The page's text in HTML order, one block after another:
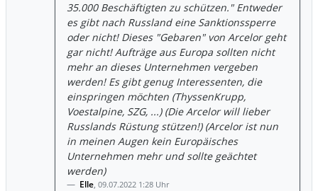
35.000 Beschäftigten zu schützen." Entweder
es gibt nach Russland eine Sanktionssperre
oder nicht! Dieses "Gebaren" von Arcelor geht
gar nicht! Aufträge aus Europa sollten nicht
mehr an dieses Unternehmen vergeben
werden! Es gibt genug Interessenten, die
einspringen möchten (ThyssenKrupp,
Voestalpine, SZG, ...) (Die Arcelor will lieber
Russlands Rüstung stützen!) (Arcelor ist nun
in meinen Augen kein Europäisches
Unternehmen mehr und sollte geächtet
werden)
Elle, 09.07.2022 1:28 Uhr